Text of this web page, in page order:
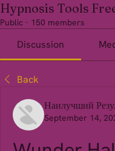
Hypnosis Tools
Public · 150 members
Discussion
Back
Наилучший
September 14,